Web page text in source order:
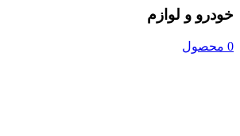
خودرو و لوازم
0 محصول